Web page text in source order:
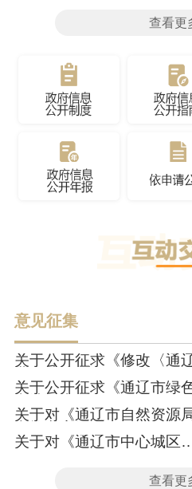
查看更
意见征集
关于公开征求《修改〈通
关于公开征求《通辽市绿
关于对《通辽市自然资源
关于对《通辽市中心城区
查看更